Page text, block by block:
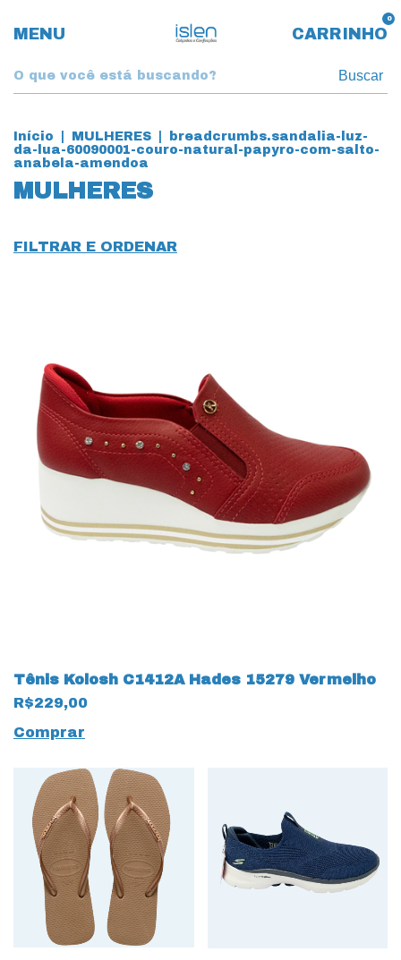
MENU CARRINHO
0
Buscar
Início MULHERES
breadcrumbs.sandalia-luz-
da-lua-60090001-couro-natural-papyro-com-salto-
anabela-amendoa
MULHERES
FILTRAR E ORDENAR
Tênis Kolosh C1412A Hades 15279 Vermelho
R$229,00
Comprar